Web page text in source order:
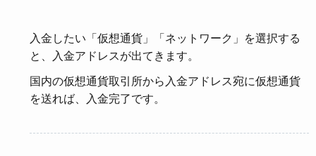
入金したい「仮想通貨」「ネットワーク」を選択する
と、入金アドレスが出てきます。
国内の仮想通貨取引所から入金アドレス宛に仮想通貨
を送れば、入金完了です。